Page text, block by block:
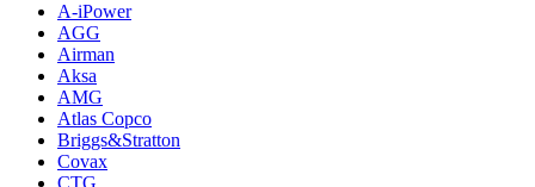
A-iPower
AGG
Airman
Aksa
AMG
Atlas Copco
Briggs&Stratton
Covax
CTG